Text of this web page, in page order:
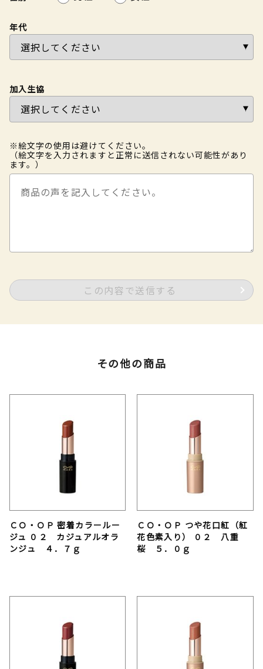
年代
加入生協
※絵文字の使用は避けてください。
（絵文字を入力されますと正常に送信されない可能性があり
ます。）
この内容で送信する
その他の商品
ＣＯ・ＯＰ 密着カラールー
ジュ ０２ カジュアルオラ
ンジュ ４．７ｇ
ＣＯ・ＯＰ つや花口紅（紅
花色素入り） ０２ 八重
桜 ５．０ｇ